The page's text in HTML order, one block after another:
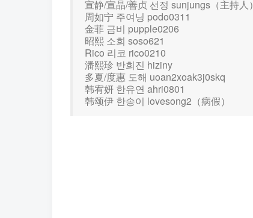
宣静/宣晶/善贞 선정 sunjungs（主持人）
周如宁 주여닝 podo0311
金菲 금비 pupple0206
昭熙 소희 soso621
Rico 리코 rico0210
潘熙珍 반희진 hiziny
多夏/度惠 도해 uoan2xoak3j0skq
韩宥妍 한유연 ahri0801
韩颂伊 한송이 lovesong2（病假）